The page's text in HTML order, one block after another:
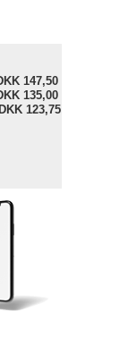
147,50
135,00
DKK 123,75